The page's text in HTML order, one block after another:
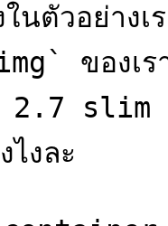
ในตัวอย่า
ของเร
2.7 slim
งละ